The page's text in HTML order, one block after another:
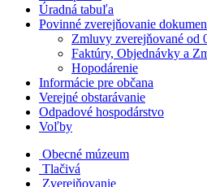
Úradná tabuľa
Povinné zverejňovanie
Zmluvy zverejňované od
Faktúry, Objednávky a
Hopodárenie
Informácie pre občana
Verejné obstarávanie
Odpadové hospodárstvo
Voľby
Obecné múzeum
Tlačivá
Zverejňovanie